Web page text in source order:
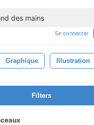
Se connecter
Graphique Illustration
Filters